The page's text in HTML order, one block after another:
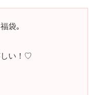
袋｡
しい！♡